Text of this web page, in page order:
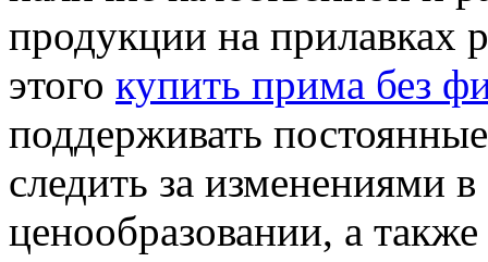
продукции на прилавках
этого купить прима без
поддерживать
следить за изменениями
ценообразовании, а